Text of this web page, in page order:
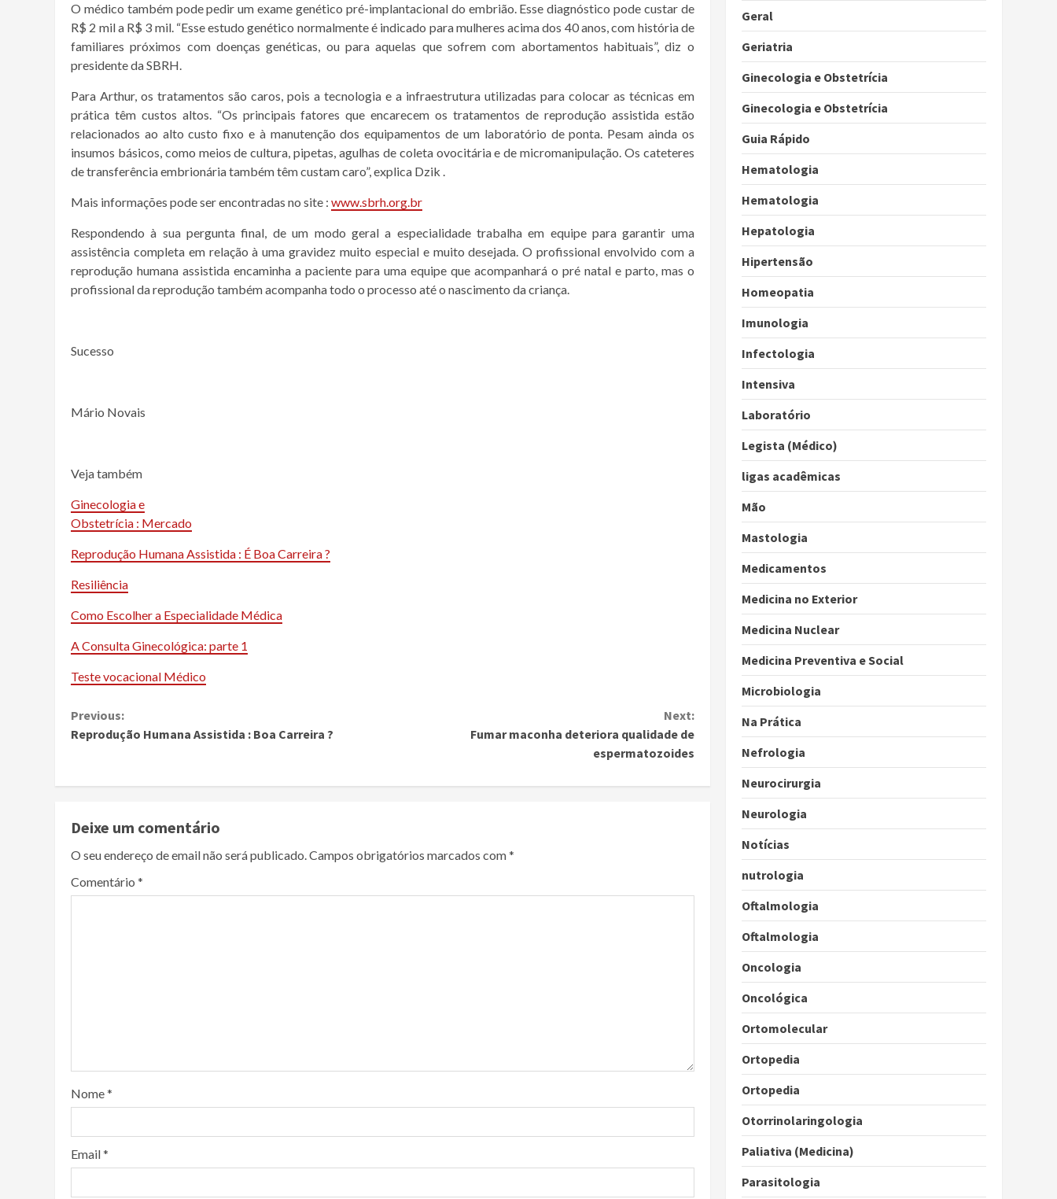
O médico também pode pedir um exame genético pré-implantacional do embrião. Esse diagnóstico pode custar de
R$ 2 mil a R$ 3 mil. “Esse estudo genético normalmente é indicado para mulheres acima dos 40 anos, com história de
familiares próximos com doenças genéticas, ou para aquelas que sofrem com abortamentos habituais”, diz o
presidente da SBRH.
Para Arthur, os tratamentos são caros, pois a tecnologia e a infraestrutura utilizadas para colocar as técnicas em
prática têm custos altos. “Os principais fatores que encarecem os tratamentos de reprodução assistida estão
relacionados ao alto custo fixo e à manutenção dos equipamentos de um laboratório de ponta. Pesam ainda os
insumos básicos, como meios de cultura, pipetas, agulhas de coleta ovocitária e de micromanipulação. Os cateteres
de transferência embrionária também têm custam caro”, explica Dzik .
Mais informações pode ser encontradas no site : www.sbrh.org.br
Respondendo à sua pergunta final, de um modo geral a especialidade trabalha em equipe para garantir uma
assistência completa em relação à uma gravidez muito especial e muito desejada. O profissional envolvido com a
reprodução humana assistida encaminha a paciente para uma equipe que acompanhará o pré natal e parto, mas o
profissional da reprodução também acompanha todo o processo até o nascimento da criança.
Sucesso
Mário Novais
Veja também
Ginecologia e
Obstetrícia : Mercado
Reprodução Humana Assistida : É Boa Carreira ?
Resiliência
Como Escolher a Especialidade Médica
A Consulta Ginecológica: parte 1
Teste vocacional Médico
Continue
Reading
Previous:
Reprodução Humana Assistida : Boa Carreira ?
Next:
Fumar maconha deteriora qualidade de
espermatozoides
Deixe um comentário
O seu endereço de email não será publicado.Campos obrigatórios marcados com*
Comentário *
Nome*
Email*
Geral
Geriatria
Ginecologia e Obstetrícia
Ginecologia e Obstetrícia
Guia Rápido
Hematologia
Hematologia
Hepatologia
Hipertensão
Homeopatia
Imunologia
Infectologia
Intensiva
Laboratório
Legista (Médico)
ligas acadêmicas
Mão
Mastologia
Medicamentos
Medicina no Exterior
Medicina Nuclear
Medicina Preventiva e Social
Microbiologia
Na Prática
Nefrologia
Neurocirurgia
Neurologia
Notícias
nutrologia
Oftalmologia
Oftalmologia
Oncologia
Oncológica
Ortomolecular
Ortopedia
Ortopedia
Otorrinolaringologia
Paliativa (Medicina)
Parasitologia